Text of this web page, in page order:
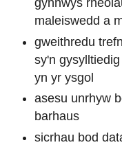
gynnwys
maleiswedd a
gweithredu
sy'n
yn yr ysgol
asesu unrhyw
barhaus
sicrhau bod